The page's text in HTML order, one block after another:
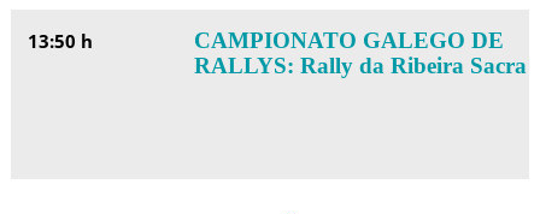
13:50 h
CAMPIONATO GALEGO DE
RALLYS: Rally da Ribeira Sacra